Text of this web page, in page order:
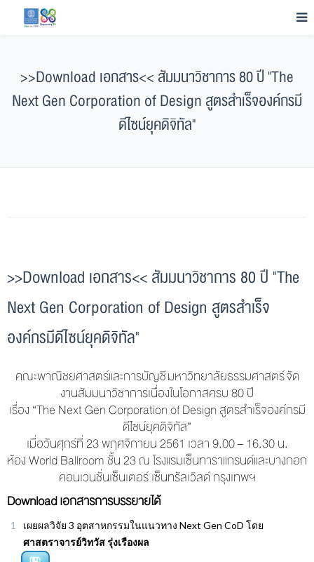
>>Download เอกสาร<< สัมมนาวิชาการ 80 ปี "The
Next Gen Corporation of Design สูตรสำเร็จองค์กรมี
ดีไซน์ยุคดิจิทัล"
>>Download เอกสาร<< สัมมนาวิชาการ 80 ปี "The
Next Gen Corporation of Design สูตรสำเร็จ
องค์กรมีดีไซน์ยุคดิจิทัล"
คณะพาณิชยศาสตร์และการบัญชี มหาวิทยาลัยธรรมศาสตร์ จัด
งานสัมมนาวิชาการเนื่องในโอกาสครบ 80 ปี
เรื่อง “The Next Gen Corporation of Design สูตรสำเร็จองค์กรมี
ดีไซน์ยุคดิจิทัล”
เมื่อวันศุกร์ที่ 23 พฤศจิกายน 2561 เวลา 9.00 – 16.30 น.
ห้อง World Ballroom ชั้น 23 ณ โรงแรมเซ็นทาราแกรนด์และบางกอก
คอนเวนชั่นเซ็นเตอร์ เซ็นทรัลเวิลด์ กรุงเทพฯ
Download เอกสารการบรรยายได้
เผยผลวิจัย 3 อุตสาหกรรมในแนวทาง Next Gen CoD โดย
ศาสตราจารย์วิทวัส รุ่งเรืองผล